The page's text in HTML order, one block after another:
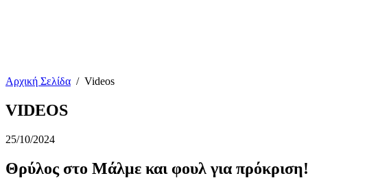
Αρχική Σελίδα / Videos
VIDEOS
25/10/2024
Θρύλος στο Μάλμε και φουλ για πρόκριση!